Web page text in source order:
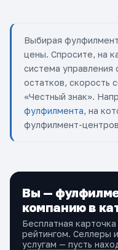
Выбирая
цены. Спросите, на
система управления
остатков, скорость
«Честный знак».
фулфилмента, на
фулфилмент-
Вы —
компанию в
Бесплатная
рейтингом. Селлеры
услугам — пусть